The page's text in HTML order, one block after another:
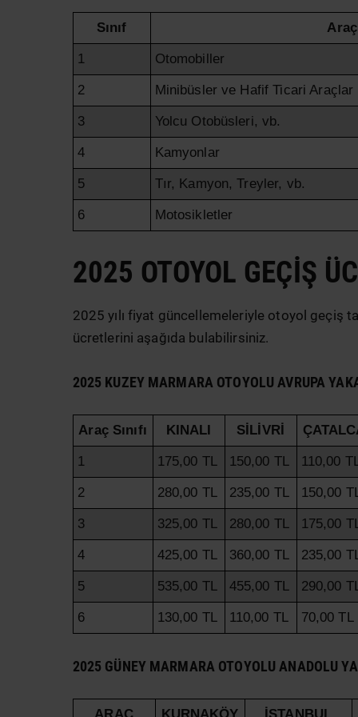
Sınıf
1 Otomobiller
2 Minibüsler ve Hafif Ticari Araçlar
3 Yolcu Otobüsleri, vb.
4 Kamyonlar
5 Tır, Kamyon, Treyler, vb.
6 Motosikletler
2025 OTOYOL GEÇIŞ
2025 yılı fiyat güncellemeleriyle otoyol geçiş
ücretlerini aşağıda bulabilirsiniz.
2025 KUZEY MARMARA OTOYOLU AVRUPA
Araç Sınıfı KINALI SİLİVRİ
1 175,00 TL 150,00 TL 110,00
2 280,00 TL 235,00 TL 150,00
3 325,00 TL 280,00 TL 175,00
4 425,00 TL 360,00 TL 235,00
5 535,00 TL 455,00 TL 290,00
6 130,00 TL 110,00 TL 70,00 TL
2025 GÜNEY MARMARA OTOYOLU ANADOLU